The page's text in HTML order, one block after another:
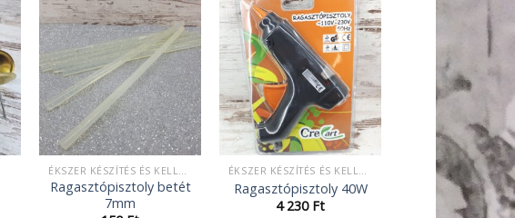
ÉKSZER KÉSZÍTÉS ÉS KELLÉKEK
Ragasztópisztoly betét
7mm
ÉKSZER KÉSZÍTÉS ÉS KELLÉKEK
Ragasztópisztoly 40W
4 230 Ft